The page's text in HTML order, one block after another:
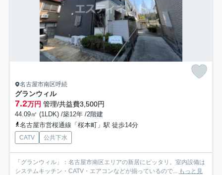
名古屋市南区呼続
グランウィル
7.2万円 管理/共益費3,500円
44.09㎡ (1LDK) /築12年 /2階建
名古屋市営桜通線「桜本町」駅 徒歩14分
CATV 公共下水
「グランウィル」：名古屋市南区エリアの新居にピッタリ。室内設備は
システムキッチン・CATV・エアコンなどが揃っているので... もっと見